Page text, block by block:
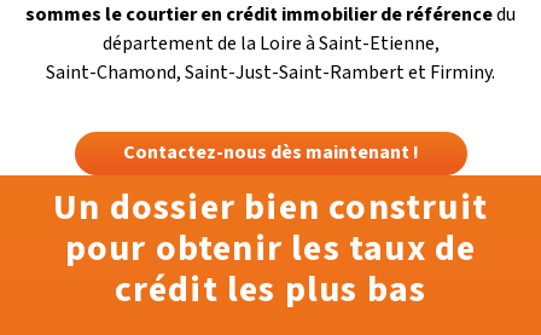
sommes le courtier en crédit immobilier de référencedu
département de la Loire à Saint-Etienne,
Saint-Chamond, Saint-Just-Saint-Rambert et Firminy.
Contactez-nous dès maintenant !
Un dossier bien construit
pour obtenir les taux de
crédit les plus bas